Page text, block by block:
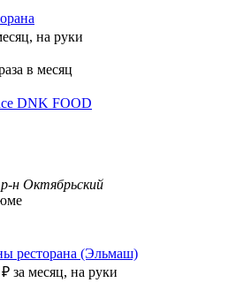
на руки
в месяц
DNK FOOD
н Октябрьский
ресторана (Эльмаш)
₽ за месяц, на руки